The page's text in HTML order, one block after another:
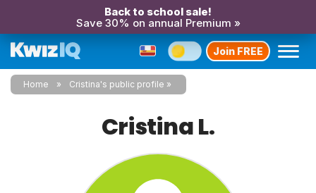
Back to school sale!
Save 30% on annual Premium »
Join FREE
Home Cristina's public profile
Cristina L.